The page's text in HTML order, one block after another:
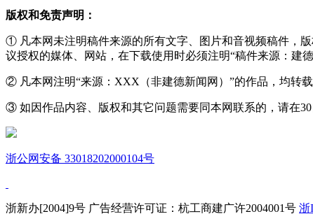
版权和免责声明：
① 凡本网未注明稿件来源的所有文字、图片和音视频稿件，
议授权的媒体、网站，在下载使用时必须注明“稿件来源：建
② 凡本网注明“来源：XXX（非建德新闻网）”的作品，均转
③ 如因作品内容、版权和其它问题需要同本网联系的，请在30
浙公网安备 33018202000104号
浙新办[2004]9号 广告经营许可证：杭工商建广许2004001号 浙